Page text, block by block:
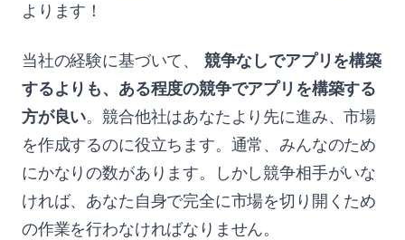
よります！
当社の経験に基づいて、 競争なしでアプリを構築
するよりも、ある程度の競争でアプリを構築する
方が良い。競合他社はあなたより先に進み、市場
を作成するのに役立ちます。通常、みんなのため
にかなりの数があります。しかし競争相手がいな
ければ、あなた自身で完全に市場を切り開くため
の作業を行わなければなりません。